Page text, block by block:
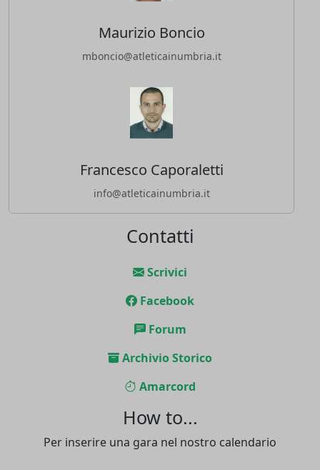
Maurizio Boncio
mboncio@atleticainumbria.it
Francesco Caporaletti
info@atleticainumbria.it
Contatti
Scrivici
Facebook
Forum
Archivio Storico
Amarcord
How to...
Per inserire una gara nel nostro calendario